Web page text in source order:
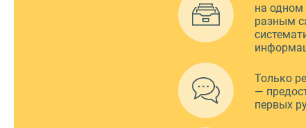
на одном
разным
Только
—
первых